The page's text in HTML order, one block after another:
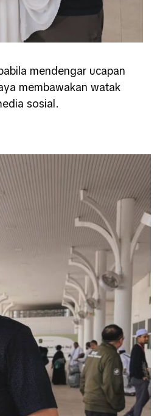
mendengar ucapan
membawakan watak
sosial.